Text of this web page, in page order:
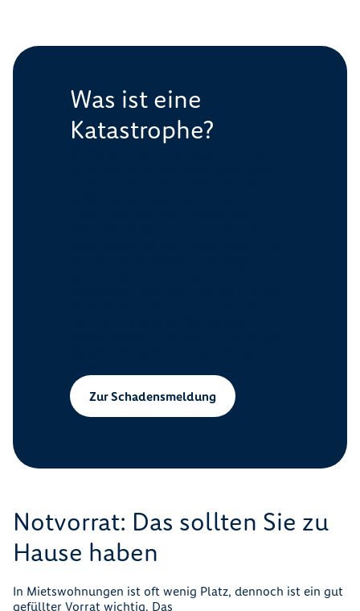
Was ist eine
Katastrophe?
Zur Schadensmeldung
Notvorrat: Das sollten Sie zu
Hause haben
In Mietswohnungen ist oft wenig Platz, dennoch ist ein gut
gefüllter Vorrat wichtig. Das